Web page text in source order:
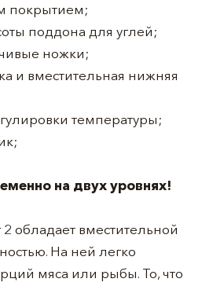
покрытием;
поддона для углей;
ножки;
и вместительная нижняя
температуры;
на двух уровнях!
обладает вместительной
На ней легко
мяса или рыбы. То, что